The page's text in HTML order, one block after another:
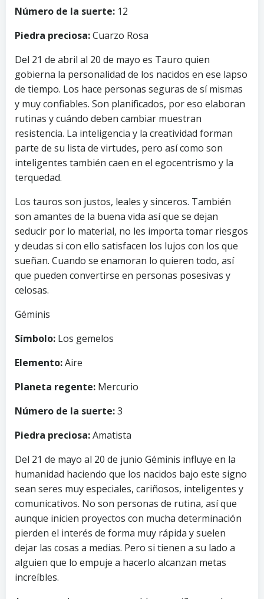
Número de la suerte: 12
Piedra preciosa:Cuarzo Rosa
Del 21 de abril al 20 de mayo es Tauro quien
gobierna la personalidad de los nacidos en ese lapso
de tiempo. Los hace personas seguras de sí mismas
y muy confiables. Son planificados, por eso elaboran
rutinas y cuándo deben cambiar muestran
resistencia. La inteligencia y la creatividad forman
parte de su lista de virtudes, pero así como son
inteligentes también caen en el egocentrismo y la
terquedad.
Los tauros son justos, leales y sinceros. También
son amantes de la buena vida así que se dejan
seducir por lo material, no les importa tomar riesgos
y deudas si con ello satisfacen los lujos con los que
sueñan. Cuando se enamoran lo quieren todo, así
que pueden convertirse en personas posesivas y
celosas.
Géminis
Símbolo: Los gemelos
Elemento:Aire
Planeta regente: Mercurio
Número de la suerte:3
Piedra preciosa:Amatista
Del 21 de mayo al 20 de junio Géminis influye en la
humanidad haciendo que los nacidos bajo este signo
sean seres muy especiales, cariñosos, inteligentes y
comunicativos. No son personas de rutina, así que
aunque inicien proyectos con mucha determinación
pierden el interés de forma muy rápida y suelen
dejar las cosas a medias. Pero si tienen a su lado a
alguien que lo empuje a hacerlo alcanzan metas
increíbles.